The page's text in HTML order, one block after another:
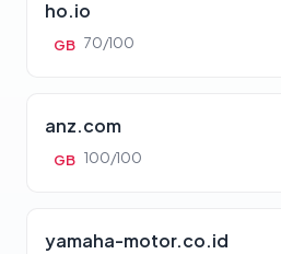
ho.io
GB 70/100
anz.com
GB 100/100
yamaha-motor.co.id